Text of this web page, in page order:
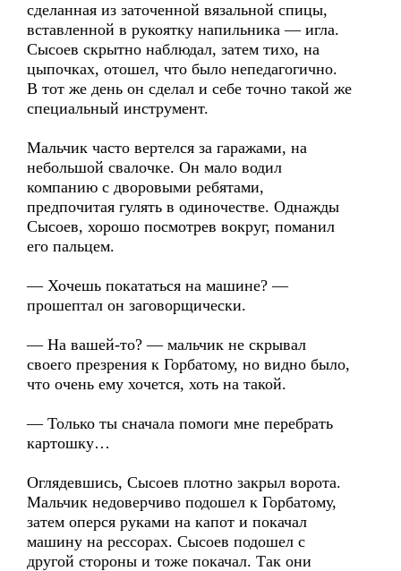
сделанная из заточенной вязальной спицы,
вставленной в рукоятку напильника — игла.
Сысоев скрытно наблюдал, затем тихо, на
цыпочках, отошел, что было непедагогично.
В тот же день он сделал и себе точно такой же
специальный инструмент.
Мальчик часто вертелся за гаражами, на
небольшой свалочке. Он мало водил
компанию с дворовыми ребятами,
предпочитая гулять в одиночестве. Однажды
Сысоев, хорошо посмотрев вокруг, поманил
его пальцем.
— Хочешь покататься на машине? —
прошептал он заговорщически.
— На вашей-то? — мальчик не скрывал
своего презрения к Горбатому, но видно было,
что очень ему хочется, хоть на такой.
— Только ты сначала помоги мне перебрать
картошку…
Оглядевшись, Сысоев плотно закрыл ворота.
Мальчик недоверчиво подошел к Горбатому,
затем оперся руками на капот и покачал
машину на рессорах. Сысоев подошел с
другой стороны и тоже покачал. Так они